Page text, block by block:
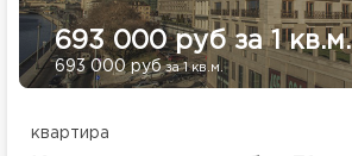
693 000 руб за 1 кв.м.
693 000 рубза 1 кв.м.
квартира